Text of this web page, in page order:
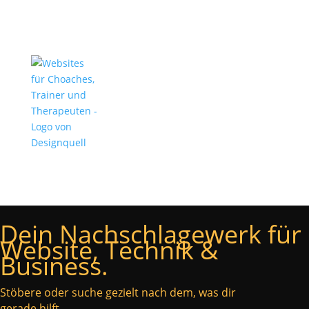
Dein Nachschlagewerk für
Website, Technik &
Business.
Stöbere oder suche gezielt nach dem, was dir